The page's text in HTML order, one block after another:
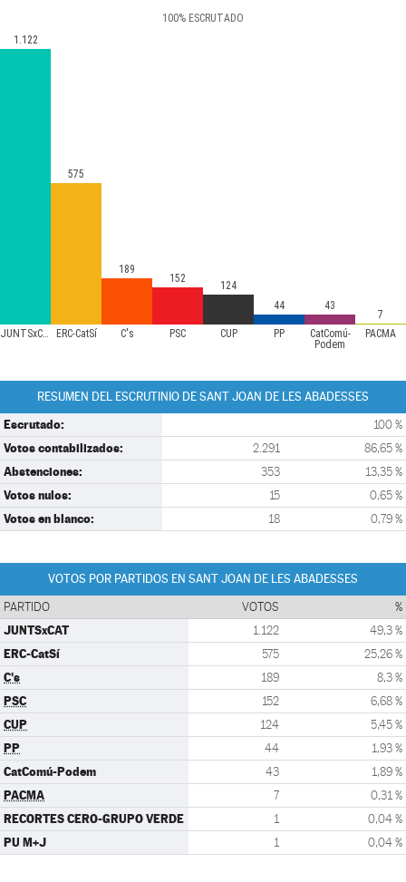
100% ESCRUTADO
JUNTSxCAT ERC-CatSí C's PSC CUP PP
CatComú-
Podem
PACMA
1.122
575
189
152
124
44
43
7
RESUMEN DEL ESCRUTINIO DE SANT JOAN DE LES ABADESSES
Escrutado: 100 %
Votos contabilizados: 2.291 86,65 %
Abstenciones: 353 13,35 %
Votos nulos: 15 0,65 %
Votos en blanco: 18 0,79 %
VOTOS POR PARTIDOS EN SANT JOAN DE LES ABADESSES
PARTIDO VOTOS %
JUNTSxCAT 1.122 49,3 %
ERC-CatSí 575 25,26 %
C's 189 8,3 %
PSC 152 6,68 %
CUP 124 5,45 %
PP 44 1,93 %
CatComú-Podem 43 1,89 %
PACMA 7 0,31 %
RECORTES CERO-GRUPO VERDE 1 0,04 %
PU M+J 1 0,04 %